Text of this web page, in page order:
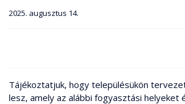
2025. augusztus 14.
Tájékoztatjuk, hogy településükön
lesz, amely az alábbi fogyasztási helyeket